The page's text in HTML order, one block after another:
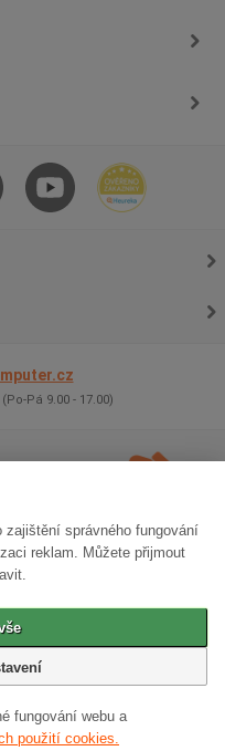
zajištění správného fungování
reklam. Můžete přijmout
fungování webu a
použití cookies.
(Po-Pá 9.00 - 17.00)
Osobní odběr zdarma
stránek
a.s.